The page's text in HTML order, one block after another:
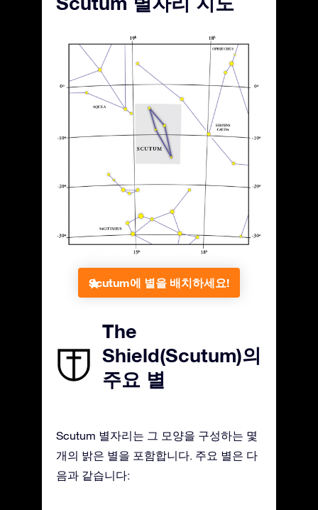
Scutum에 별을 배치하세요!
The
Shield(Scutum)의
주요 별
Scutum 별자리는 그 모양을 구성하는 몇
개의 밝은 별을 포함합니다. 주요 별은 다
음과 같습니다: